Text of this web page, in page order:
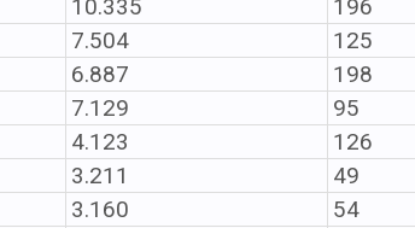
10.335
196
7.504
125
6.887
198
7.129
95
4.123
126
3.211
49
3.160
54